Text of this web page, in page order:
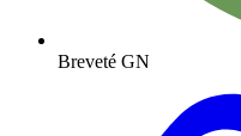
Breveté GN